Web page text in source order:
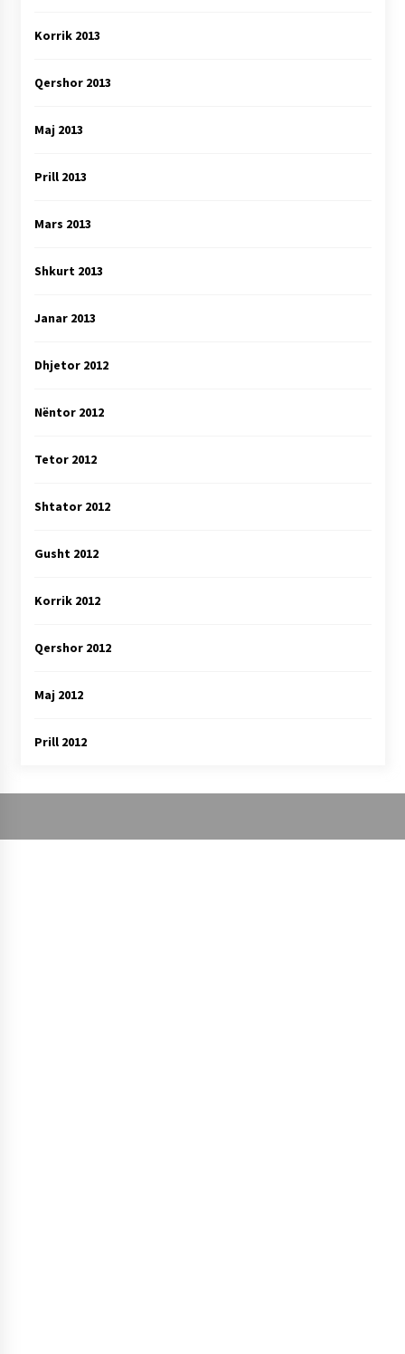
Korrik 2013
Qershor 2013
Maj 2013
Prill 2013
Mars 2013
Shkurt 2013
Janar 2013
Dhjetor 2012
Nëntor 2012
Tetor 2012
Shtator 2012
Gusht 2012
Korrik 2012
Qershor 2012
Maj 2012
Prill 2012